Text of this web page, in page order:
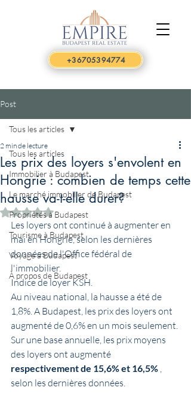
+36705394774
Post
Tous les articles
Immobilier à Budapest
Le marché immobilier de Budapest
Propriétés à Budapest
Tourisme à Budapest
Voyage à Budapest
À propos de Budapest
Tous les articles
Les prix des loyers s'envolent en
Hongrie : combien de temps cette
hausse va-t-elle durer?
2 min de lecture
Noté NaN étoiles sur 5.
Les loyers ont continué à augmenter en
mai en Hongrie, selon les dernières
données de l'Office fédéral de
l'immobilier.
Indice de loyer KSH.
Au niveau national, la hausse a été de
1,8%. A Budapest, les prix des loyers ont
augmenté de 0,6% en un mois seulement.
Sur une base annuelle, les prix moyens
des loyers ont augmenté
respectivement de 15,6% et 16,5% ,
selon les dernières données.